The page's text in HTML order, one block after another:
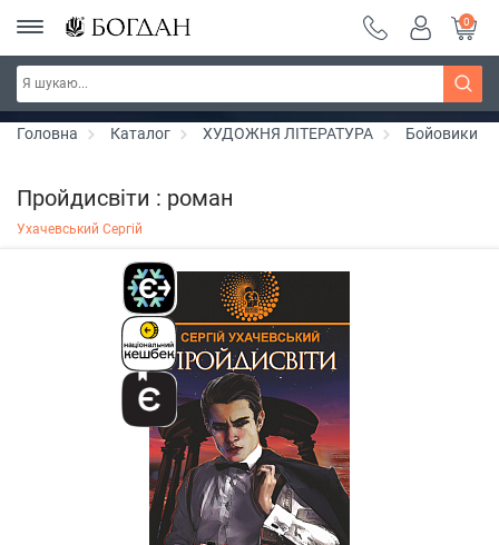
РОЗПРОДАЖ ~ 150 грн ~ 200 грн ~ 250 грн ~
300 грн ~ РОЗПРОДАЖ
Дізнатись більше
0
Головна Каталог ХУДОЖНЯ ЛІТЕРАТУРА Бойовики
Пройдисвіти : роман
Ухачевський Сергій